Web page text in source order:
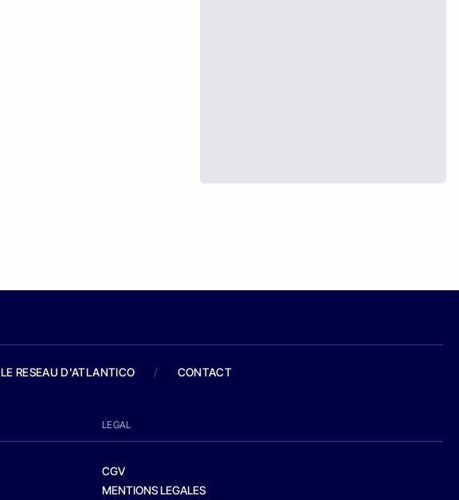
LE RESEAU D'ATLANTICO / CONTACT
LEGAL
CGV
MENTIONS LEGALES